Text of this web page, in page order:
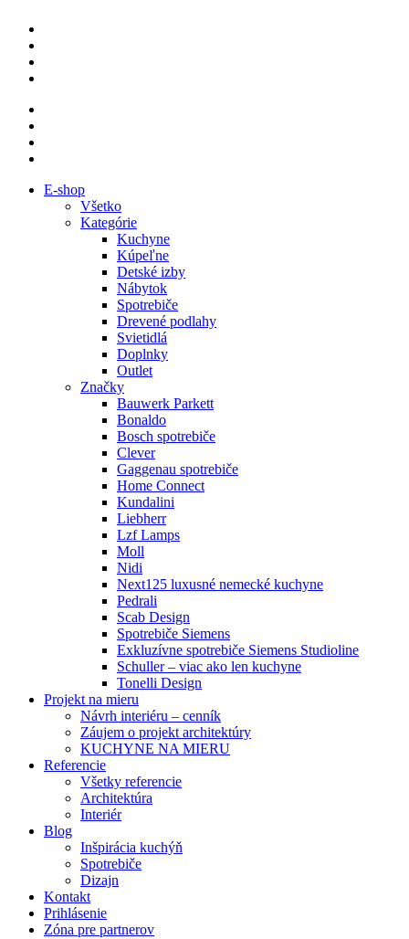
E-shop
Všetko
Kategórie
Kuchyne
Kúpeľne
Detské izby
Nábytok
Spotrebiče
Drevené podlahy
Svietidlá
Doplnky
Outlet
Značky
Bauwerk Parkett
Bonaldo
Bosch spotrebiče
Clever
Gaggenau spotrebiče
Home Connect
Kundalini
Liebherr
Lzf Lamps
Moll
Nidi
Next125 luxusné nemecké kuchyne
Pedrali
Scab Design
Spotrebiče Siemens
Exkluzívne spotrebiče Siemens Studioline
Schuller – viac ako len kuchyne
Tonelli Design
Projekt na mieru
Návrh interiéru – cenník
Záujem o projekt architektúry
KUCHYNE NA MIERU
Referencie
Všetky referencie
Architektúra
Interiér
Blog
Inšpirácia kuchýň
Spotrebiče
Dizajn
Kontakt
Prihlásenie
Zóna pre partnerov